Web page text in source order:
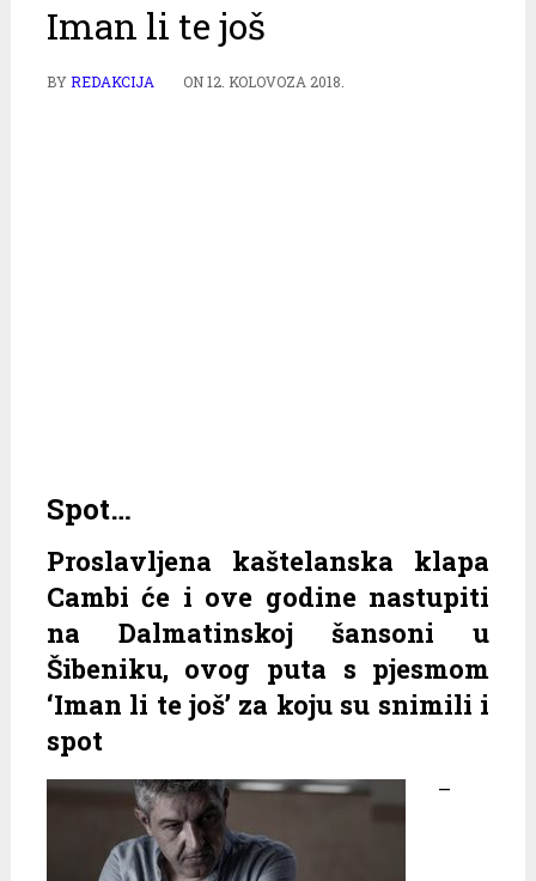
Iman li te još
BYREDAKCIJA ON12. KOLOVOZA 2018.
Spot…
Proslavljena kaštelanska klapa
Cambi će i ove godine nastupiti
na Dalmatinskoj šansoni u
Šibeniku, ovog puta s pjesmom
‘Iman li te još’ za koju su snimili i
spot
–